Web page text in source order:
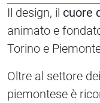
Il design, il cuore
animato e
Torino e
Oltre al settore
piemontese è